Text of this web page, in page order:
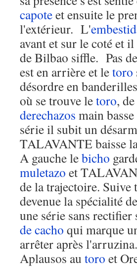
capoteet ensuite le
l'extérieur. L'
avant et sur le coté et
de Bilbao siffle. Pas
est en arrière et letoro
désordre en
où se trouve letoro,
derechazos main
série il subit un
TALAVANTE baisse
A gauche lebicho
muletazo et
de la trajectoire. Suive
devenue la spécialité
une série sans
de cacho qui marque
arrêter après
Aplausos au toro et